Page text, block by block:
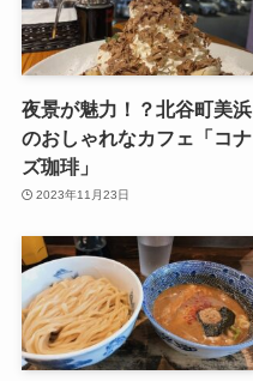
夜景が魅力！？北谷町美浜
のおしゃれなカフェ「コナ
ズ珈琲」
2023年11月23日